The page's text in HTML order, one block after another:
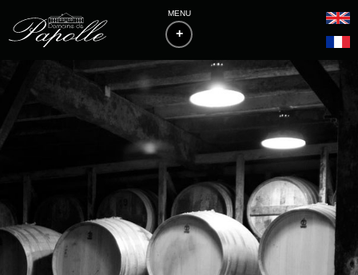
ACCUEIL
LE DOMAINE
PHILOSOPHIE & VITICULTURE
LES VINS
BAS-ARMAGNACS
BLANCHE D'ARMAGNAC
FLOCS DE GASCOGNE
MENU
+